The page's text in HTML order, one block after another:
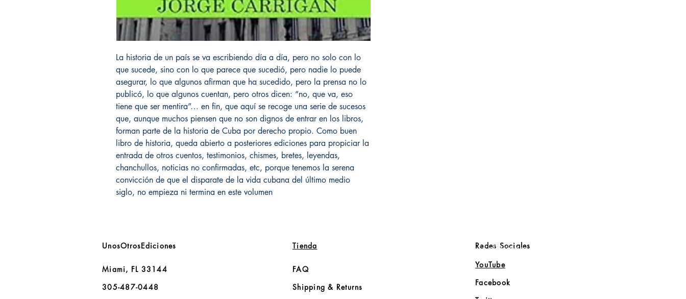
La historia de un país se va escribiendo día a día, pero no solo con lo
que sucede, sino con lo que parece que sucedió, pero nadie lo puede
asegurar, lo que algunos afirman que ha sucedido, pero la prensa no lo
publicó, lo que algunos cuentan, pero otros dicen: “no, que va, eso
tiene que ser mentira”… en fin, que aquí se recoge una serie de sucesos
que, aunque muchos piensen que no son dignos de entrar en los libros,
forman parte de la historia de Cuba por derecho propio. Como buen
libro de historia, queda abierto a posteriores ediciones para propiciar la
entrada de otros cuentos, testimonios, chismes, bretes, leyendas,
chanchullos, noticias no confirmadas, etc, porque tenemos la serena
convicción de que el disparate de la vida cubana del último medio
siglo, no empieza ni termina en este volumen
UnosOtrosEdiciones Tienda Redes Sociales
Sé el primero en saber
Miami, FL 33144
305-487-0448
FAQ
Shipping & Returns
YouTube
Facebook